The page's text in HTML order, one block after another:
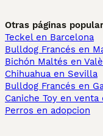
Otras páginas
Teckel en Barcelona
Bulldog Francés en
Bichón Maltés en
Chihuahua en Sevilla
Bulldog Francés en
Caniche Toy en venta
Perros en adopcion